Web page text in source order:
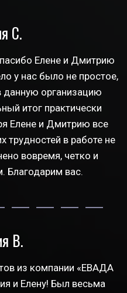
С.
Елене и Дмитрию
у нас было не простое,
организацию
итог практически
Елене и Дмитрию все
трудностей в работе не
вовремя, четко и
Благодарим вас.
В.
из компании «ЕВАДА
и Елену! Был весьма